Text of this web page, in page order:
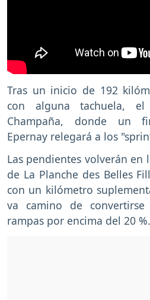
Tras un inicio de 192
con alguna tachuela,
Champaña, donde un
Epernay relegará a los
Las pendientes volverán en
de La Planche des Belles
con un kilómetro
va camino de
rampas por encima del 20 %.